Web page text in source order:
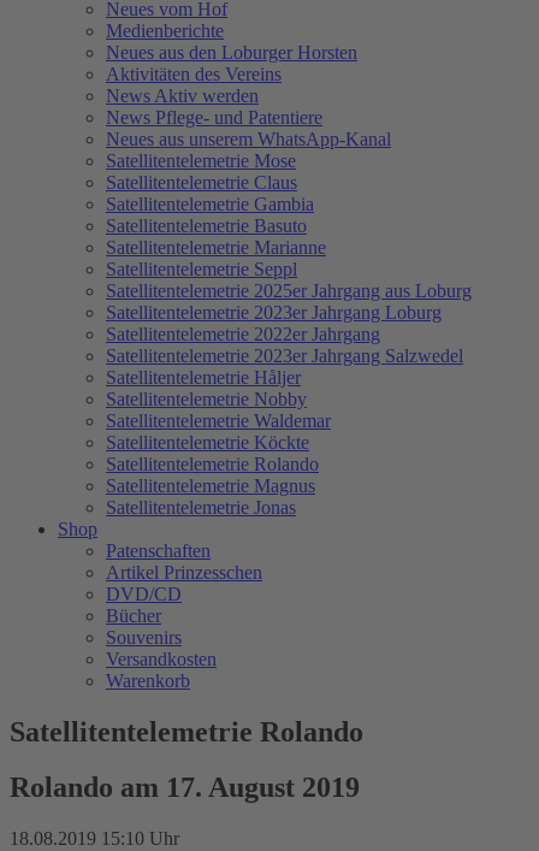
Neues vom Hof
Medienberichte
Neues aus den Loburger Horsten
Aktivitäten des Vereins
News Aktiv werden
News Pflege- und Patentiere
Neues aus unserem WhatsApp-Kanal
Satellitentelemetrie Mose
Satellitentelemetrie Claus
Satellitentelemetrie Gambia
Satellitentelemetrie Basuto
Satellitentelemetrie Marianne
Satellitentelemetrie Seppl
Satellitentelemetrie 2025er Jahrgang aus Loburg
Satellitentelemetrie 2023er Jahrgang Loburg
Satellitentelemetrie 2022er Jahrgang
Satellitentelemetrie 2023er Jahrgang Salzwedel
Satellitentelemetrie Håljer
Satellitentelemetrie Nobby
Satellitentelemetrie Waldemar
Satellitentelemetrie Köckte
Satellitentelemetrie Rolando
Satellitentelemetrie Magnus
Satellitentelemetrie Jonas
Shop
Patenschaften
Artikel Prinzesschen
DVD/CD
Bücher
Souvenirs
Versandkosten
Warenkorb
Satellitentelemetrie Rolando
Rolando am 17. August 2019
18.08.2019 15:10 Uhr